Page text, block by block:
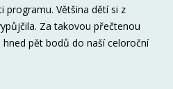
programu. Většina dětí si z
Za takovou přečtenou
pět bodů do naší celoroční